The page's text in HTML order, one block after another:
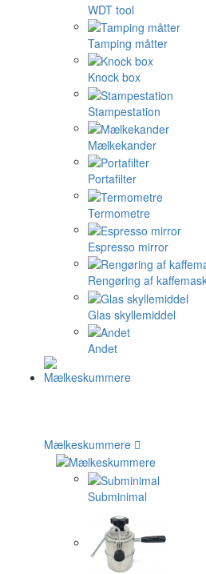
WDT tool
Tamping måtter
Knock box
Stampestation
Mælkekander
Portafilter
Termometre
Espresso mirror
Rengøring af
Glas skyllemiddel
Andet
Mælkeskummere
Subminimal